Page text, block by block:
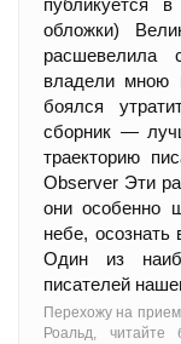
публикуется
обложки)
расшевелила
владели мною
боялся
сборник —
траекторию
Observer Эти
они особенно
небе, осознать
Один из
писателей
Перехожу на
Роальд, читайте